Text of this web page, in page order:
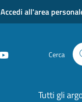
Accedi all'area
Cerca
Tutti gli